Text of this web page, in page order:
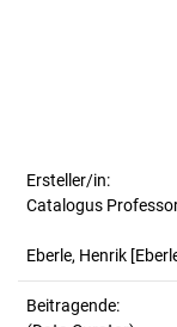
Ersteller/in:
Catalogus
Eberle, Henrik
Beitragende: